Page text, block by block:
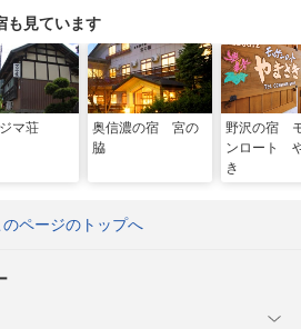
も見ています
マ荘
奥信濃の宿 宮の
脇
野沢の宿
ンロート
き
のページのトップへ